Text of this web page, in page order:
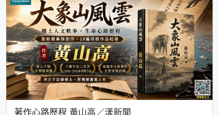
著作心路歷程 黃山高／漾新聞